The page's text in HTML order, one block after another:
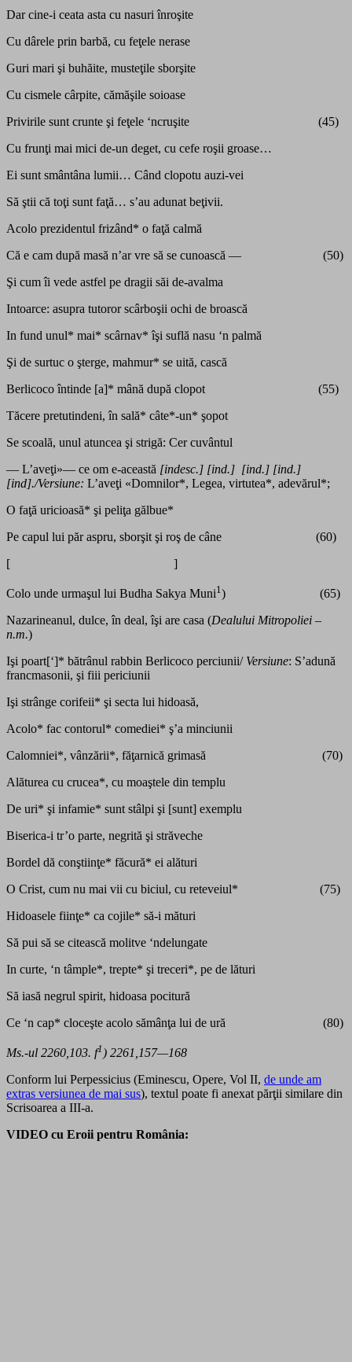
Dar cine-i ceata asta cu nasuri înroşite
Cu dârele prin barbă, cu feţele nerase
Guri mari şi buhăite, musteţile sborşite
Cu cismele cârpite, cămăşile soioase
Privirile sunt crunte şi feţele ‘ncruşite (45)
Cu frunţi mai mici de-un deget, cu cefe roşii groase…
Ei sunt smântâna lumii… Când clopotu auzi-vei
Să ştii că toţi sunt faţă… s’au adunat beţivii.
Acolo prezidentul frizând* o faţă calmă
Că e cam după masă n’ar vre să se cunoască — (50)
Şi cum îi vede astfel pe dragii săi de-avalma
Intoarce: asupra tutoror scârboşii ochi de broască
In fund unul* mai* scârnav* îşi suflă nasu ‘n palmă
Şi de surtuc o şterge, mahmur* se uită, cască
Berlicoco întinde [a]* mână după clopot (55)
Tăcere pretutindeni, în sală* câte*-un* şopot
Se scoală, unul atuncea şi strigă: Cer cuvântul
— L’aveţi»— ce om e-această [indesc.] [ind.] [ind.] [ind.]
[ind]./Versiune: L’aveţi «Domnilor*, Legea, virtutea*, adevărul*;
O faţă uricioasă* şi peliţa gălbue*
Pe capul lui păr aspru, sborşit şi roş de câne (60)
[ ]
Colo unde urmaşul lui Budha Sakya Muni1 ) (65)
Nazarineanul, dulce, în deal, îşi are casa (Dealului Mitropoliei –
n.m.)
Işi poart[‘]* bătrânul rabbin Berlicoco perciunii/ Versiune: S’adună
francmasonii, şi fiii periciunii
Işi strânge corifeii* şi secta lui hidoasă,
Acolo* fac contorul* comediei* ş’a minciunii
Calomniei*, vânzării*, făţarnică grimasă (70)
Alăturea cu crucea*, cu moaştele din templu
De uri* şi infamie* sunt stâlpi şi [sunt] exemplu
Biserica-i tr’o parte, negrită şi străveche
Bordel dă conştiinţe* făcură* ei alături
O Crist, cum nu mai vii cu biciul, cu reteveiul* (75)
Hidoasele fiinţe* ca cojile* să-i mături
Să pui să se citească molitve ‘ndelungate
In curte, ‘n tâmple*, trepte* şi treceri*, pe de lături
Să iasă negrul spirit, hidoasa pocitură
Ce ‘n cap* cloceşte acolo sămânţa lui de ură (80)
Ms.-ul 2260,103. f1 ) 2261,157—168
Conform lui Perpessicius (Eminescu, Opere, Vol II, de unde am
extras versiunea de mai sus), textul poate fi anexat părţii similare din
Scrisoarea a III-a.
VIDEO cu Eroii pentru România: